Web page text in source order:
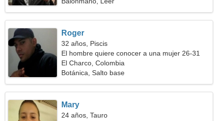
Roger
32 años, Piscis
El hombre quiere conocer a una mujer 26-31
El Charco, Colombia
Botánica, Salto base
Mary
24 años, Tauro